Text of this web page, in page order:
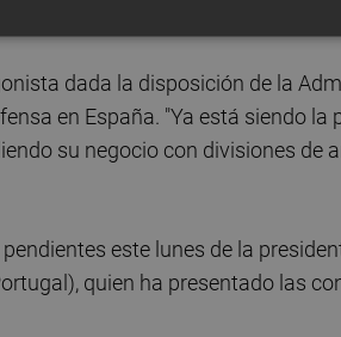
dada la disposición de la
en España. "Ya está siendo la
su negocio con divisiones de
este lunes de la
quien ha presentado las